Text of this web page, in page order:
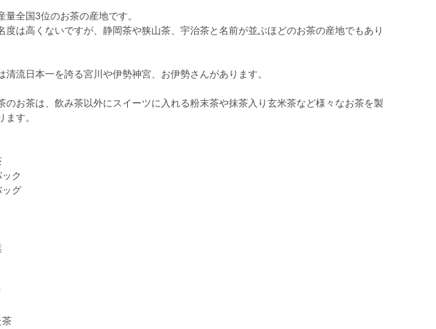
量全国3位のお茶の産地です。
度は高くないですが、静岡茶や狭山茶、宇治茶と名前が並ぶほどのお茶の産地でもあり
清流日本一を誇る宮川や伊勢神宮、お伊勢さんがあります。
のお茶は、飲み茶以外にスイーツに入れる粉末茶や抹茶入り玄米茶など様々なお茶を製
ます。
ク
ッグ
茶